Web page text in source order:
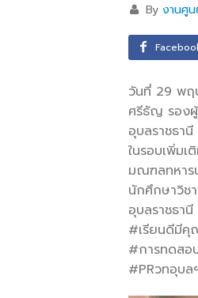
Byงานศู
วันที่ 29 พฤ
ศรีธัญ รองผู้
อุบลราชธา
ในรอบเพิ่ม
มณฑลทหาร
นักศึกษาวิช
อุบลราชธา
#เรียนดีมีคุ
#การทดสอ
#PRวทอุบล